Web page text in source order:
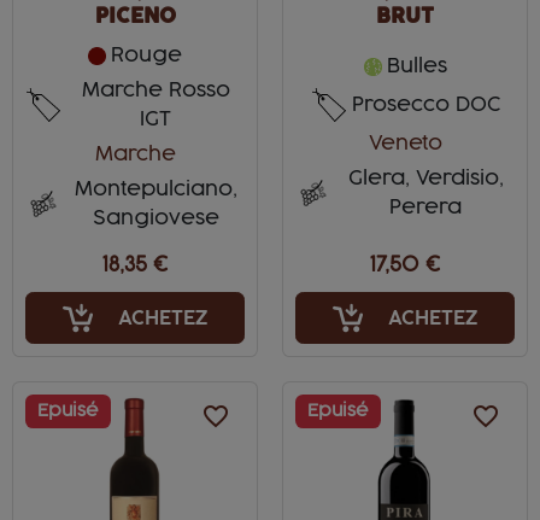
PICENO
Rouge
Marche Rosso
IGT
Marche
Montepulciano,
Sangiovese
18,35 €
ACHETEZ
BRUT
Bulles
Prosecco DOC
Veneto
Glera, Verdisio,
Perera
17,50 €
ACHETEZ
favorite_border
Epuisé favorite_border
Epuisé